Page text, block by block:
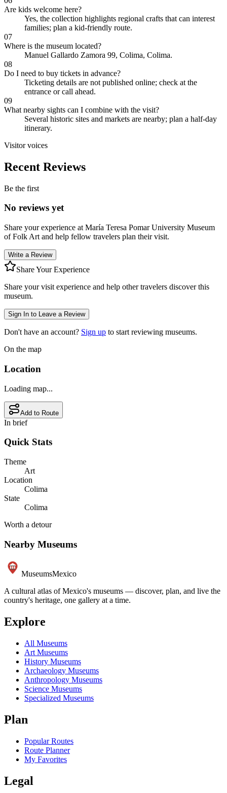
Are kids welcome here?
Yes, the collection highlights regional crafts that can interest
families; plan a kid-friendly route.
07
Where is the museum located?
Manuel Gallardo Zamora 99, Colima, Colima.
08
Do I need to buy tickets in advance?
Ticketing details are not published online; check at the
entrance or call ahead.
09
What nearby sights can I combine with the visit?
Several historic sites and markets are nearby; plan a half-day
itinerary.
Visitor voices
Recent Reviews
Be the first
No reviews yet
Share your experience at María Teresa Pomar University Museum
of Folk Art and help fellow travelers plan their visit.
Write a Review
Share Your Experience
Share your visit experience and help other travelers discover this
museum.
Sign In to Leave a Review
Don't have an account? Sign up to start reviewing museums.
On the map
Location
Loading map...
Add to Route
In brief
Quick Stats
Theme
Art
Location
Colima
State
Colima
Worth a detour
Nearby Museums
MuseumsMexico
A cultural atlas of Mexico's museums — discover, plan, and live the
country's heritage, one gallery at a time.
Explore
All Museums
Art Museums
History Museums
Archaeology Museums
Anthropology Museums
Science Museums
Specialized Museums
Plan
Popular Routes
Route Planner
My Favorites
Legal